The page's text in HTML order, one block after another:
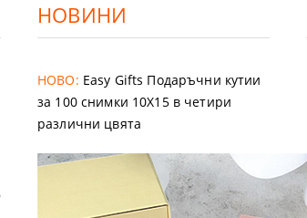
НОВИНИ
НОВО: Easy Gifts Подаръчни кутии
за 100 снимки 10X15 в четири
различни цвята